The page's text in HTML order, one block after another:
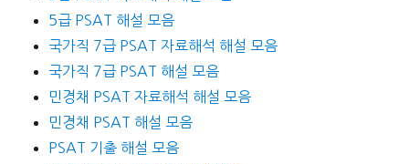
5급 PSAT 해설 모음
국가직 7급 PSAT 자료해석 해설 모음
국가직 7급 PSAT 해설 모음
민경채 PSAT 자료해석 해설 모음
민경채 PSAT 해설 모음
PSAT 기출 해설 모음